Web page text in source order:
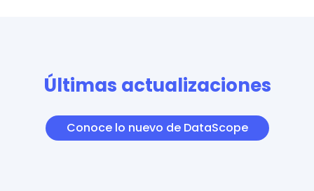
Últimas actualizaciones
Conoce lo nuevo de DataScope